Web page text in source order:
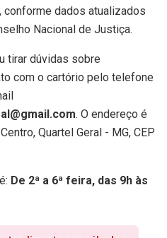
, conforme dados atualizados
Nacional de Justiça.
tirar dúvidas sobre
com o cartório pelo telefone
. O endereço é
Quartel Geral - MG, CEP
De 2ª a 6ª feira, das 9h às